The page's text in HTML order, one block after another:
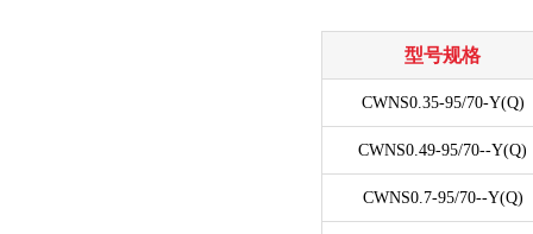
型号规格
CWNS0.35-95/70-Y(Q)
CWNS0.49-95/70--Y(Q)
CWNS0.7-95/70--Y(Q)